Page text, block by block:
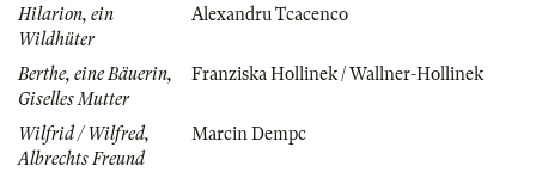
Hilarion, ein
Wildhüter
Alexandru Tcacenco
Berthe, eine Bäuerin,
Giselles Mutter
Franziska Hollinek / Wallner-Hollinek
Wilfrid / Wilfred,
Albrechts Freund
Marcin Dempc